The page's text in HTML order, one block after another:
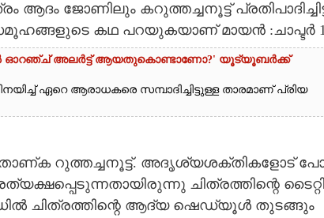
​ആ​ദം​ ​ജോ​ണി​ലും​ ​ക​റു​ത്ത​ച്ച​നൂ​ട്ട്
​ക​ഥ​ ​പ​റ​യു​ക​യാ​ണ് ​മാ​യ​ൻ​ :​ചാ​പ്ട​ർ​
ഓറഞ്ച് അല‌ർട്ട് ആയതുകൊണ്ടാണോ?' യൂട്യൂബർക്ക്
ഏറെ ആരാധകരെ സമ്പാദിച്ചിട്ടുള്ള താരമാണ് പ്രിയ
​റു​ത്ത​ച്ച​നൂ​ട്ട്.​ ​അ​ദൃ​ശ്യ​ശ​ക്തി​ക​ളോ​ട്
​ചി​ത്ര​ത്തി​ന്റെ​ ​ടൈ​റ്റി​
ചി​ത്ര​ത്തി​ന്റെ​ ​ആ​ദ്യ​ ​ഷെ​ഡ്യൂ​ൾ​ ​തു​ട​ങ്ങും​